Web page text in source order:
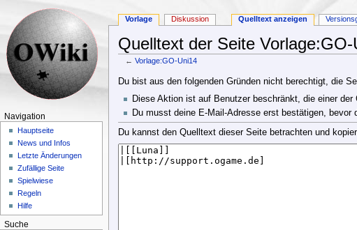
Quelltext der Seite Vorlage:GO-
←Vorlage:GO-Uni14
Du bist aus den folgenden Gründen nicht berechtigt, die
Diese Aktion ist auf Benutzer beschränkt, die einer der
Du musst deine E-Mail-Adresse erst bestätigen,
Du kannst den Quelltext dieser Seite betrachten und
Vorlage Diskussion Quelltext anzeigen
Navigation
Hauptseite
News und Infos
Letzte Änderungen
Zufällige Seite
Spielwiese
Regeln
Hilfe
Suche